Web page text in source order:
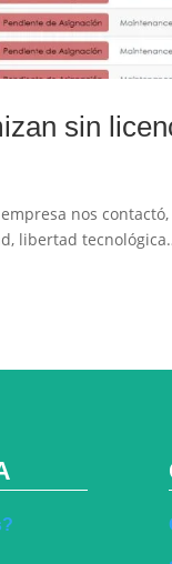
sin
nos contactó,
libertad